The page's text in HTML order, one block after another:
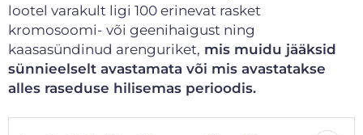
lootel varakult ligi 100 erinevat rasket
kromosoomi- või geenihaigust ning
kaasasündinud arenguriket, mis muidu jääksid
sünnieelselt avastamata või mis avastatakse
alles raseduse hilisemas perioodis.